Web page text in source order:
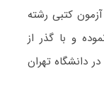
دکتری 1393 رتبه 23 را در آزمون کتبی رشته
و با گذر از
دانشگاه تهران